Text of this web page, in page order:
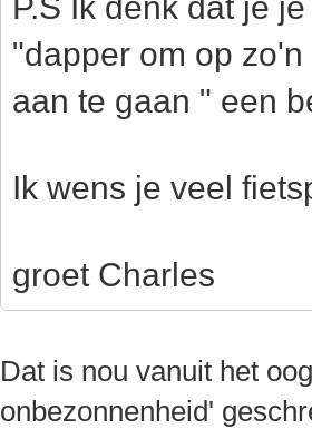
"dapper om op
aan te gaan " een
Ik wens je veel
groet Charles
Dat is nou vanuit het
onbezonnenheid'